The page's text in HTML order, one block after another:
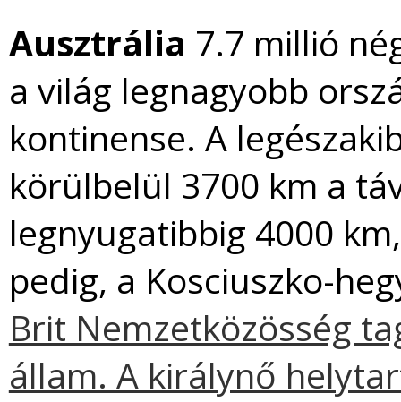
Ausztrália 7.7 millió
a világ legnagyobb
kontinense. A
körülbelül 3700 km a
legnyugatibbig 4000
pedig, a Kosciuszko-
Brit Nemzetközösség
állam. A királynő